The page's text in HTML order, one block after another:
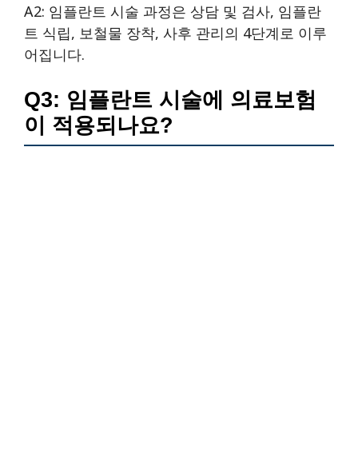
A2: 임플란트 시술 과정은 상담 및 검사, 임플란
트 식립, 보철물 장착, 사후 관리의 4단계로 이루
어집니다.
Q3: 임플란트 시술에 의료보험
이 적용되나요?